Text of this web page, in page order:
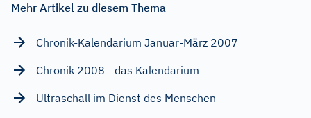
Mehr Artikel zu diesem Thema
Chronik-Kalendarium Januar-März 2007
Chronik 2008 - das Kalendarium
Ultraschall im Dienst des Menschen